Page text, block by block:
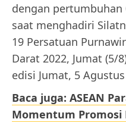
dengan pertumbuhan
saat menghadiri
19 Persatuan
Darat 2022, Jumat (5/
edisi Jumat, 5
Baca juga: ASEAN
Momentum Promosi